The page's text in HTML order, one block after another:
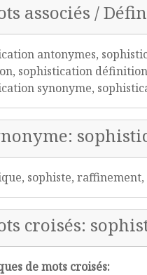
associés /
antonymes,
sophistication
synonyme,
sophiste,
croisés:
de mots croisés: